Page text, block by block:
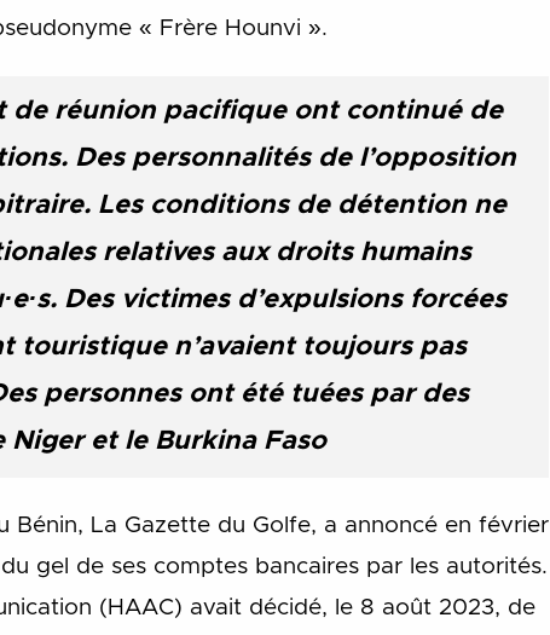
« Frère Hounvi ».
de réunion pacifique ont continué de
Des personnalités de l’opposition
Les conditions de détention ne
relatives aux droits humains
Des victimes d’expulsions forcées
touristique n’avaient toujours pas
personnes ont été tuées par des
Niger et le Burkina Faso
La Gazette du Golfe, a annoncé en février
gel de ses comptes bancaires par les autorités.
(HAAC) avait décidé, le 8 août 2023, de